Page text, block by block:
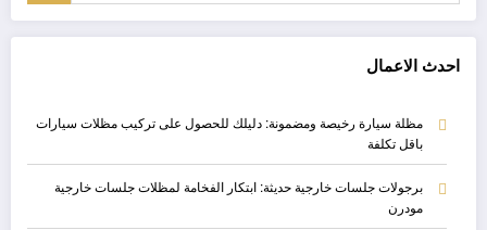
احدث الاعمال
مظلة سيارة رخيصة ومضمونة: دليلك للحصول على تركيب مظلات سيارات
باقل تكلفة
برجولات جلسات خارجية حديثة: ابتكار الفخامة لمظلات جلسات خارجية
مودرن